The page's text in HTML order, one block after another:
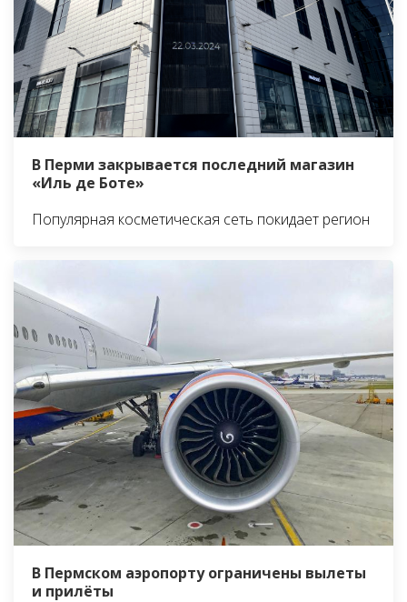
В Перми закрывается последний магазин
«Иль де Боте»
Популярная косметическая сеть покидает регион
В Пермском аэропорту ограничены вылеты
и прилёты